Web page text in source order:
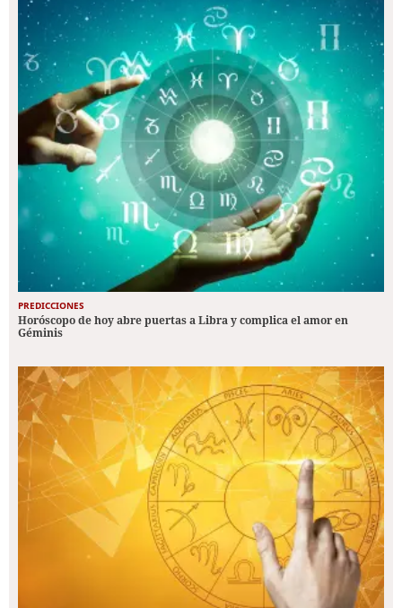
PREDICCIONES
Horóscopo de hoy abre puertas a Libra y complica el amor en
Géminis